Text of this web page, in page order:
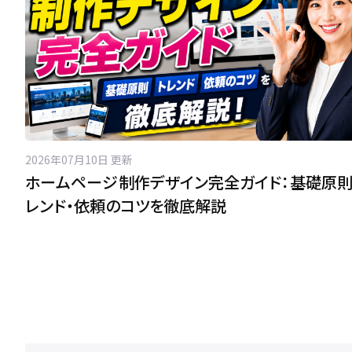
2026年07月10日 更新
ホームページ制作デザイン完全ガイド：基礎原則
レンド・依頼のコツを徹底解説